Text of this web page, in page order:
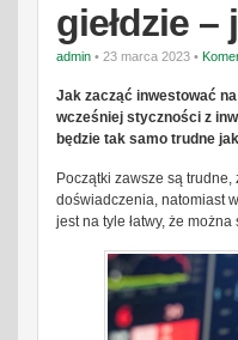
giełdzie –
admin • 23 marca 2023 •
Jak zacząć inwestować na
wcześniej styczności z
będzie tak samo trudne
Początki zawsze są trudne,
doświadczenia, natomiast
jest na tyle łatwy, że